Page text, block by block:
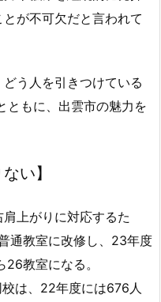
が不可欠だと言われて
う人を引きつけている
ともに、出雲市の魅力を
い】
上がりに対応するた
通教室に改修し、23年度
教室になる。
は、22年度には676人